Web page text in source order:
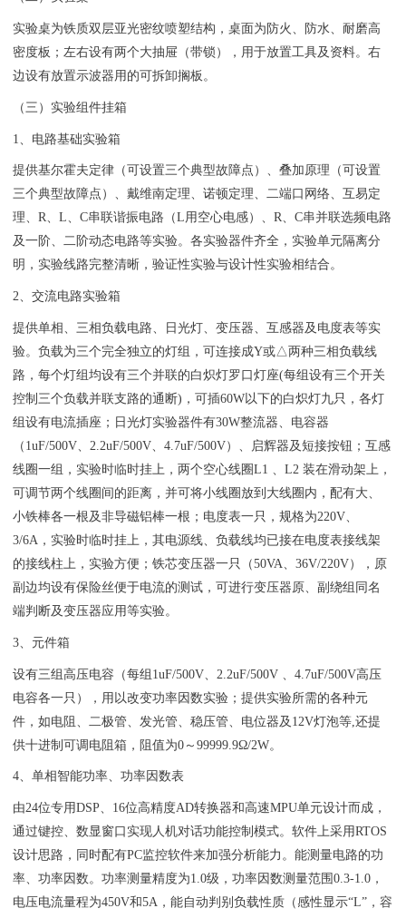
实验桌为铁质双层亚光密纹喷塑结构，桌面为防火、防水、耐磨高
密度板；左右设有两个大抽屉（带锁），用于放置工具及资料。右
边设有放置示波器用的可拆卸搁板。
（三）实验组件挂箱
1、电路基础实验箱
提供基尔霍夫定律（可设置三个典型故障点）、叠加原理（可设置
三个典型故障点）、戴维南定理、诺顿定理、二端口网络、互易定
理、R、L、C串联谐振电路（L用空心电感）、R、C串并联选频电路
及一阶、二阶动态电路等实验。各实验器件齐全，实验单元隔离分
明，实验线路完整清晰，验证性实验与设计性实验相结合。
2、交流电路实验箱
提供单相、三相负载电路、日光灯、变压器、互感器及电度表等实
验。负载为三个完全独立的灯组，可连接成Y或△两种三相负载线
路，每个灯组均设有三个并联的白炽灯罗口灯座(每组设有三个开关
控制三个负载并联支路的通断)，可插60W以下的白炽灯九只，各灯
组设有电流插座；日光灯实验器件有30W整流器、电容器
（1uF/500V、2.2uF/500V、4.7uF/500V）、启辉器及短接按钮；互感
线圈一组，实验时临时挂上，两个空心线圈L1 、L2 装在滑动架上，
可调节两个线圈间的距离，并可将小线圈放到大线圈内，配有大、
小铁棒各一根及非导磁铝棒一根；电度表一只，规格为220V、
3/6A，实验时临时挂上，其电源线、负载线均已接在电度表接线架
的接线柱上，实验方便；铁芯变压器一只（50VA、36V/220V），原
副边均设有保险丝便于电流的测试，可进行变压器原、副绕组同名
端判断及变压器应用等实验。
3、元件箱
设有三组高压电容（每组1uF/500V、2.2uF/500V 、4.7uF/500V高压
电容各一只），用以改变功率因数实验；提供实验所需的各种元
件，如电阻、二极管、发光管、稳压管、电位器及12V灯泡等,还提
供十进制可调电阻箱，阻值为0～99999.9Ω/2W。
4、单相智能功率、功率因数表
由24位专用DSP、16位高精度AD转换器和高速MPU单元设计而成，
通过键控、数显窗口实现人机对话功能控制模式。软件上采用RTOS
设计思路，同时配有PC监控软件来加强分析能力。能测量电路的功
率、功率因数。功率测量精度为1.0级，功率因数测量范围0.3-1.0，
电压电流量程为450V和5A，能自动判别负载性质（感性显示“L”，容